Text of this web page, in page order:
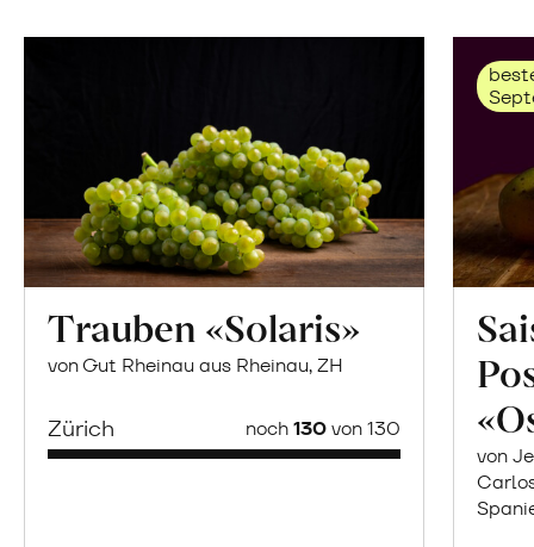
Trauben «Solaris»
von Gut Rheinau aus Rheinau, ZH
Zürich noch130von 130
von